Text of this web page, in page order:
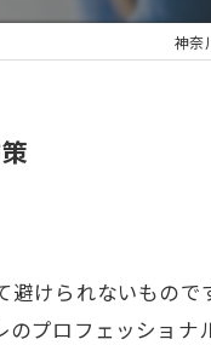
神奈
けられないもの
プロフェッショ